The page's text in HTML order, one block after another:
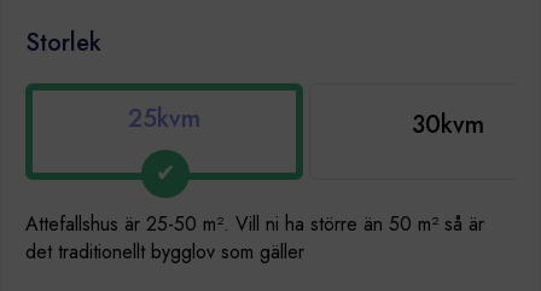
Storlek
25kvm 30kvm
Attefallshus är 25-50 m². Vill ni ha större än 50 m² så är
det traditionellt bygglov som gäller